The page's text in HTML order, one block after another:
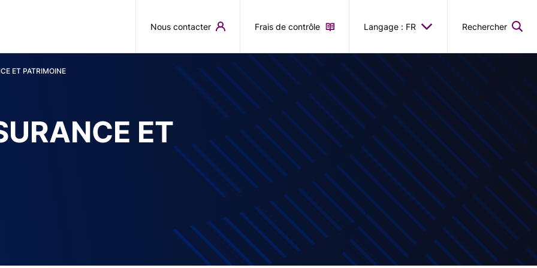
Nous contacter Frais de contrôle Langage : FR Rechercher
ET PATRIMOINE
ET